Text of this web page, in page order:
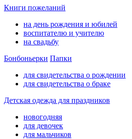
Книги пожеланий
на день рождения и юбилей
воспитателю и учителю
на свадьбу
Бонбоньерки Папки
для свидетельства о рождении
для свидетельства о браке
Детская одежда для праздников
новогодняя
для девочек
для мальчиков